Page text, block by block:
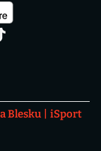
Blesku
iSport